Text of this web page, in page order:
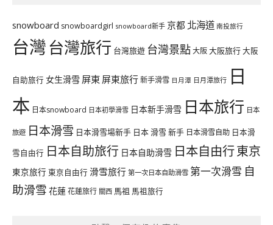
snowboard snowboardgirl snowboard新手 京都 北海道 南投旅行
台灣台灣旅行 台灣旅遊 台灣景點大阪大阪旅行大阪
自助旅行 女生滑雪 屏東 屏東旅行新手滑雪 日月潭 日月潭旅行 日
本 日本snowboard 日本初學滑雪 日本新手滑雪 日本旅行 日本
旅遊 日本滑雪 日本滑雪場新手 日本 滑雪 新手 日本滑雪自助 日本滑
雪自由行 日本自助旅行 日本自助滑雪 日本自由行東京
東京旅行 東京自由行 滑雪旅行 第一次日本自助滑雪 第一次滑雪 自
助滑雪 花蓮花蓮旅行 關西 馬祖 馬祖旅行